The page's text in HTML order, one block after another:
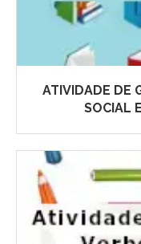
ATIVIDADE DE
SOCIAL